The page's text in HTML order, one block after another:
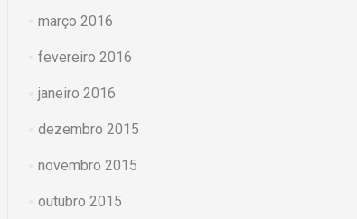
março 2016
fevereiro 2016
janeiro 2016
dezembro 2015
novembro 2015
outubro 2015